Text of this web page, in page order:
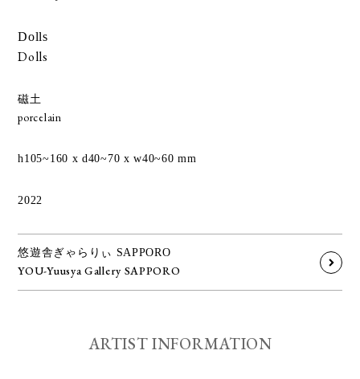
Dolls
Dolls
磁土
porcelain
h105~160 x d40~70 x w40~60 mm
2022
悠遊舎ぎゃらりぃ SAPPORO
YOU-Yuusya Gallery SAPPORO
ARTIST INFORMATION